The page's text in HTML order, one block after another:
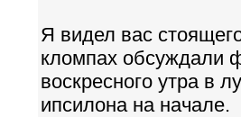
Я видел вас
кломпах обсуждали
воскресного утра в
ипсилона на начале.